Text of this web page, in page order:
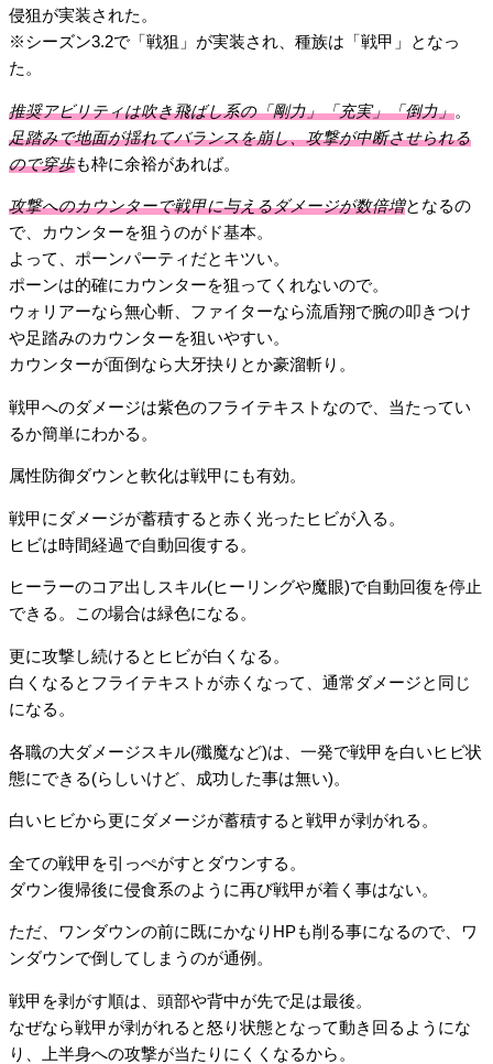
侵狙が実装された。
※シーズン3.2で「戦狙」が実装され、種族は「戦甲」となっ
た。
推奨アビリティは吹き飛ばし系の「剛力」「充実」「倒力」。
足踏みで地面が揺れてバランスを崩し、攻撃が中断させられる
ので穿歩も枠に余裕があれば。
攻撃へのカウンターで戦甲に与えるダメージが数倍増となるの
で、カウンターを狙うのがド基本。
よって、ポーンパーティだとキツい。
ポーンは的確にカウンターを狙ってくれないので。
ウォリアーなら無心斬、ファイターなら流盾翔で腕の叩きつけ
や足踏みのカウンターを狙いやすい。
カウンターが面倒なら大牙抉りとか豪溜斬り。
戦甲へのダメージは紫色のフライテキストなので、当たってい
るか簡単にわかる。
属性防御ダウンと軟化は戦甲にも有効。
戦甲にダメージが蓄積すると赤く光ったヒビが入る。
ヒビは時間経過で自動回復する。
ヒーラーのコア出しスキル(ヒーリングや魔眼)で自動回復を停止
できる。この場合は緑色になる。
更に攻撃し続けるとヒビが白くなる。
白くなるとフライテキストが赤くなって、通常ダメージと同じ
になる。
各職の大ダメージスキル(殲魔など)は、一発で戦甲を白いヒビ状
態にできる(らしいけど、成功した事は無い)。
白いヒビから更にダメージが蓄積すると戦甲が剥がれる。
全ての戦甲を引っぺがすとダウンする。
ダウン復帰後に侵食系のように再び戦甲が着く事はない。
ただ、ワンダウンの前に既にかなりHPも削る事になるので、ワ
ンダウンで倒してしまうのが通例。
戦甲を剥がす順は、頭部や背中が先で足は最後。
なぜなら戦甲が剥がれると怒り状態となって動き回るようにな
り、上半身への攻撃が当たりにくくなるから。